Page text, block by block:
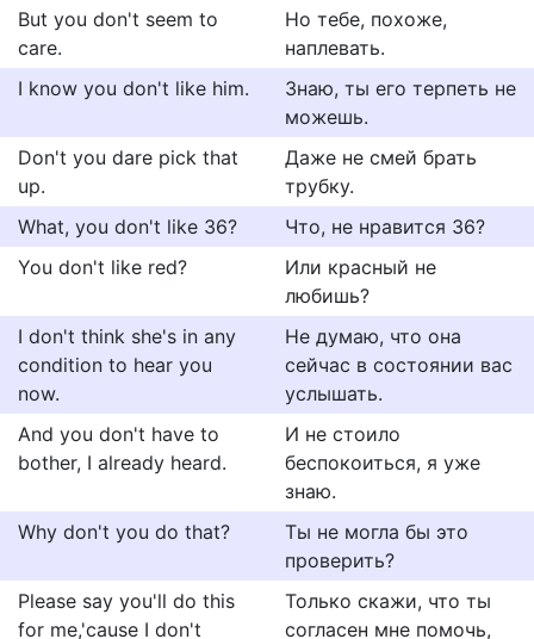
But you don't seem to
care.
Но тебе, похоже,
наплевать.
I know you don't like him.
Знаю, ты его терпеть не
можешь.
Don't you dare pick that
up.
Даже не смей брать
трубку.
What, you don't like 36?
Что, не нравится 36?
You don't like red?
Или красный не
любишь?
I don't think she's in any
condition to hear you
now.
Не думаю, что она
сейчас в состоянии вас
услышать.
And you don't have to
bother, I already heard.
И не стоило
беспокоиться, я уже
знаю.
Why don't you do that?
Ты не могла бы это
проверить?
Please say you'll do this
for me,'cause I don't
Только скажи, что ты
согласен мне помочь,